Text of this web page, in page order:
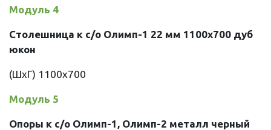
Модуль 4
Столешница к с/о Олимп-1 22 мм 1100х700 дуб
юкон
(ШхГ) 1100х700
Модуль 5
Опоры к с/о Олимп-1, Олимп-2 металл черный